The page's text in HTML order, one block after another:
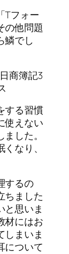
Tフォー
の他問題
鱗でし
商簿記3
する習慣
使えない
した。
なり、
するの
ちました
と思いま
材にはお
しまいま
について